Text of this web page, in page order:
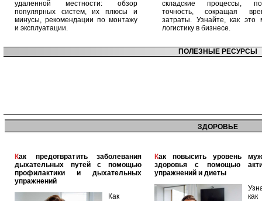
удаленной местности: обзор
популярных систем, их плюсы и
минусы, рекомендации по монтажу
и эксплуатации.
складские процессы,
точность, сокращая
затраты. Узнайте, как это
логистику в бизнесе.
ПОЛЕЗНЫЕ РЕСУРСЫ
ЗДОРОВЬЕ
Как предотвратить заболевания
дыхательных путей с помощью
профилактики и дыхательных
упражнений
Как
Как повысить уровень мужского
здоровья с помощью
упражнений и диеты
как